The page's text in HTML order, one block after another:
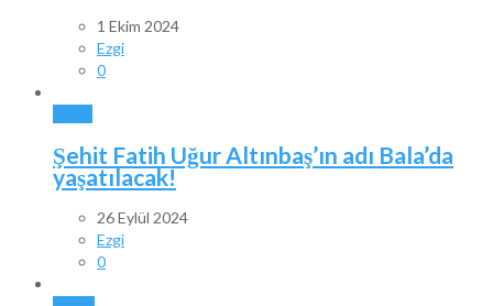
1 Ekim 2024
Ezgi
0
Şehit Fatih Uğur Altınbaş’ın adı Bala’da
yaşatılacak!
26 Eylül 2024
Ezgi
0